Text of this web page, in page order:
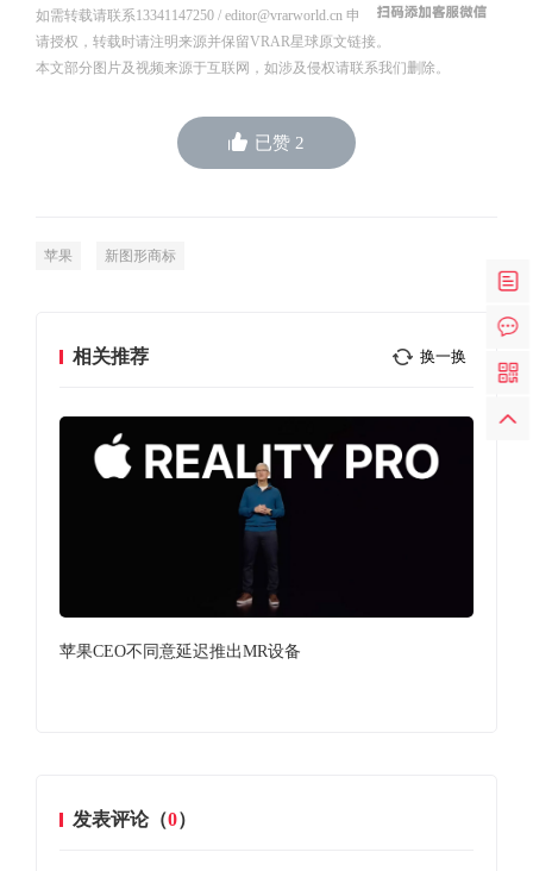
如需转载请联系13341147250 / editor@vrarworld.cn 申
请授权，转载时请注明来源并保留VRAR星球原文链接。
本文部分图片及视频来源于互联网，如涉及侵权请联系我们删除。
已赞 2
苹果 新图形商标
相关推荐 换一换
苹果CEO不同意延迟推出MR设备
发表评论（0）